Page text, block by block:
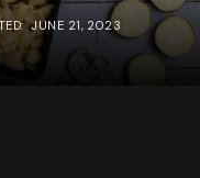
JUNE 21, 2023